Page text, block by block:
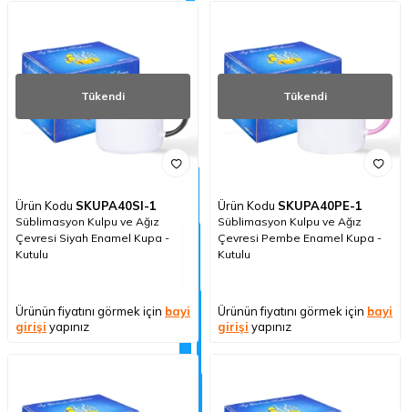
Tükendi
Ürün Kodu SKUPA40SI-1
Süblimasyon Kulpu ve Ağız
Çevresi Siyah Enamel Kupa -
Kutulu
Ürünün fiyatını görmek için bayi
girişi yapınız
Tükendi
Ürün Kodu SKUPA40PE-1
Süblimasyon Kulpu ve Ağız
Çevresi Pembe Enamel Kupa -
Kutulu
Ürünün fiyatını görmek için bayi
girişi yapınız